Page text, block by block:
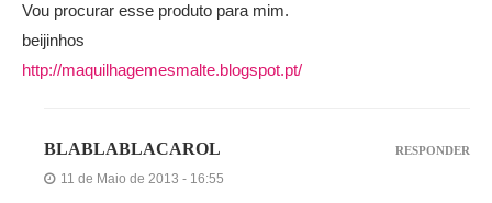
Vou procurar esse produto para mim.
beijinhos
http://maquilhagemesmalte.blogspot.pt/
BLABLABLACAROL
11 de Maio de 2013 - 16:55
RESPONDER